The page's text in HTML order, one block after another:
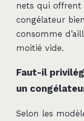
nets qui offrent
congélateur
consomme
moitié vide.
Faut-il
un
Selon les